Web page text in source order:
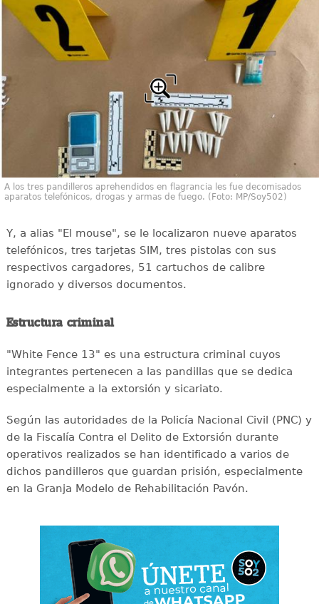
A los tres pandilleros aprehendidos en flagrancia les fue decomisados
aparatos telefónicos, drogas y armas de fuego. (Foto: MP/Soy502)
Y, a alias "El mouse", se le localizaron nueve aparatos
telefónicos, tres tarjetas SIM, tres pistolas con sus
respectivos cargadores, 51 cartuchos de calibre
ignorado y diversos documentos.
Estructura criminal
"White Fence 13" es una estructura criminal cuyos
integrantes pertenecen a las pandillas que se dedica
especialmente a la extorsión y sicariato.
Según las autoridades de la Policía Nacional Civil (PNC) y
de la Fiscalía Contra el Delito de Extorsión durante
operativos realizados se han identificado a varios de
dichos pandilleros que guardan prisión, especialmente
en la Granja Modelo de Rehabilitación Pavón.